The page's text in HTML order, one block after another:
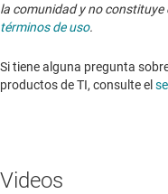
la comunidad y no constituye
términos de uso.
Si tiene alguna pregunta
productos de TI, consulte el
Videos